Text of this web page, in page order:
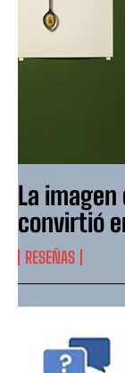
La
convirtió
RESEÑAS